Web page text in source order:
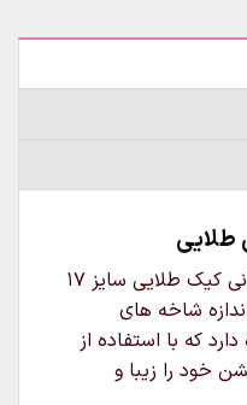
این محصول شامل یک شمعدانی کیک طلایی سایز 17
اندازه شاخه های
که با استفاده از
خود را زیبا و